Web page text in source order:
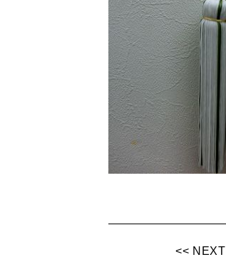
<< NEXT